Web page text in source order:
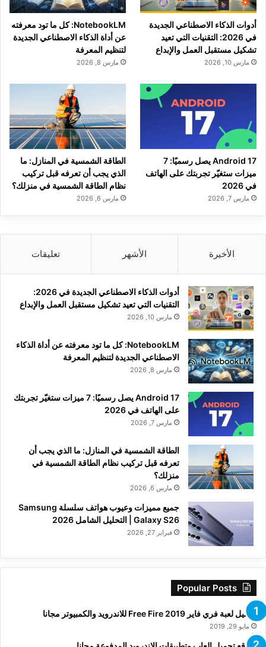
أدوات الذكاء الاصطناعي الجديدة
في 2026: التقنيات التي تعيد
تشكيل مستقبل العمل والإبداع
مارس 10, 2026
NotebookLM: كل ما تود معرفته
عن أداة الذكاء الاصطناعي الجديدة
لتنظيم المعرفة
مارس 8, 2026
Android 17 يصل رسميًا: 7
ميزات ستغيّر تجربتك على الهاتف
في 2026
مارس 7, 2026
الطاقة الشمسية في المنازل: ما
الذي يجب أن تعرفه قبل تركيب
نظام الطاقة الشمسية في منزلك؟
مارس 6, 2026
الأخيرة الأشهر تعليقات
أدوات الذكاء الاصطناعي الجديدة في 2026:
التقنيات التي تعيد تشكيل مستقبل العمل والإبداع
مارس 10, 2026
NotebookLM: كل ما تود معرفته عن أداة الذكاء
الاصطناعي الجديدة لتنظيم المعرفة
مارس 8, 2026
Android 17 يصل رسميًا: 7 ميزات ستغيّر تجربتك
على الهاتف في 2026
مارس 7, 2026
الطاقة الشمسية في المنازل: ما الذي يجب أن
تعرفه قبل تركيب نظام الطاقة الشمسية في
منزلك؟
مارس 6, 2026
جميع مميزات وعيوب هواتف سلسلة Samsung
Galaxy S26 | التحليل الشامل 2026
فبراير 27, 2026
Popular Posts
تحميل لعبة فري فاير Free Fire 2019 للاندرويد والكمبيوتر مجانا
مايو 29, 2019